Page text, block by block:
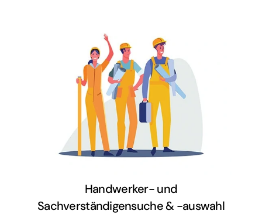
Handwerker- und
Sachverständigensuche & -auswahl
Welcher Handwerker ist
empfehlenswert und der richtige für
euer Vorhaben? Wir unterstützen
euch mithilfe unserer kompetenten
und zuverlässigen Partner.